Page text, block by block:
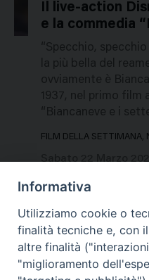
647281
Il live-action
e la commedia
“Specchio,
la più bella del
ovviamente è
1937, nel primo film
“Biancaneve e i
FILM DELLA SETTIMANA,
Informativa
Utilizziamo cookie o
finalità tecniche e, con
altre finalità
"miglioramento